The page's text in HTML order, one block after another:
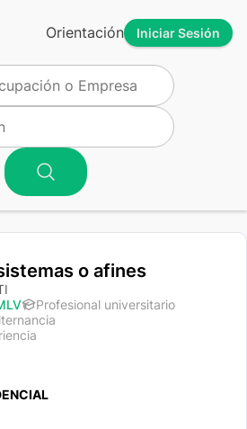
Orientación Iniciar Sesión
o afines
Profesional universitario